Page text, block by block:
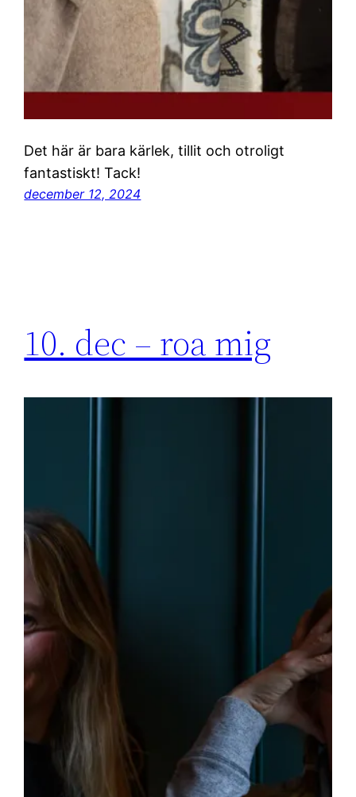
Det här är bara kärlek, tillit och otroligt
fantastiskt! Tack!
december 12, 2024
10. dec – roa mig